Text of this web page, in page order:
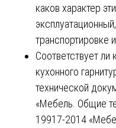
каков характер
транспортировке
Соответствует ли
кухонного
технической
«Мебель. Общие
19917-2014